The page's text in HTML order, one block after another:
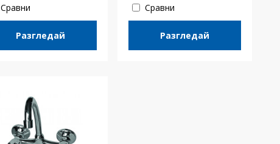
Сравни
Разгледай
Сравни
Разгледай